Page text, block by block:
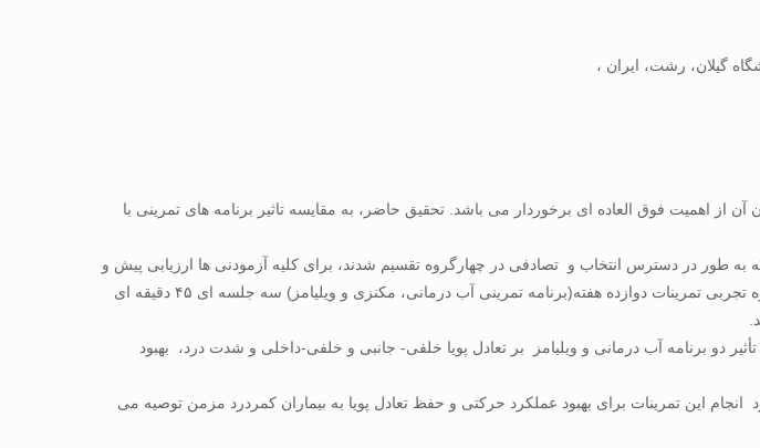
اهمیت فوق العاده ای برخوردار می باشد. تحقیق حاضر، به مقایسه تاثیر برنامه های تمرینی با
های این تحقیق کارآزمایی بالینی، ۶۸ زن با کمردرد مزمن۲۱ تا ۲۷ ساله بود که به طور در دسترس انتخاب و تصادفی در چهارگروه تقسیم شدند، برای کلیه آزمودنی ها ارزیابی پیش و
پس آزمون تعادل دینامیکی قدامی، خلفی–جانبی و خلفی-داخلی و شدت درد انجام شد و برای سه گروه تجربی تمرینات دوازده هفته(برنامه تمرینی آب درمانی، مکنزی و ویلیامز) سه جلسه ای ۴۵ دقیقه ای
دو برنامه آب درمانی و ویلیامز بر تعادل پویا خلفی- جانبی و خلفی-داخلی و شدت درد، بهبود
این تمرینات برای بهبود عملکرد حرکتی و حفظ تعادل پویا به بیماران کمردرد مزمن توصیه می